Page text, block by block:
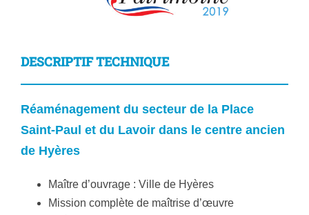
DESCRIPTIF TECHNIQUE
Réaménagement du secteur de la Place
Saint-Paul et du Lavoir dans le centre ancien
de Hyères
Maître d’ouvrage : Ville de Hyères
Mission complète de maîtrise d’œuvre